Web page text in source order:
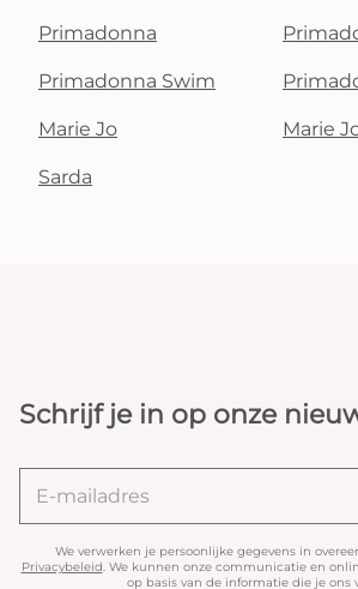
Primadonna
Primadonna Swim
Marie Jo Marie
Sarda
Schrijf je in op onze
We verwerken je persoonlijke gegevens in
Privacybeleid. We kunnen onze communicatie en
op basis van de informatie die je ons